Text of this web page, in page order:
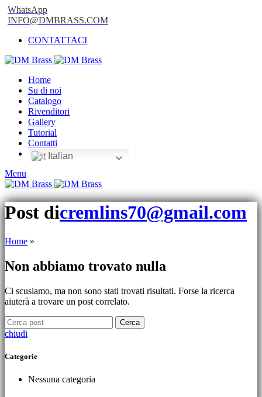
WhatsApp
INFO@DMBRASS.COM
CONTATTACI
Home
Su di noi
Catalogo
Rivenditori
Gallery
Tutorial
Contatti
Italian
Menu
Post dicremlins70@gmail.com
Home »
Non abbiamo trovato nulla
Ci scusiamo, ma non sono stati trovati risultati. Forse la ricerca
aiuterà a trovare un post correlato.
Cerca
chiudi
Categorie
Nessuna categoria